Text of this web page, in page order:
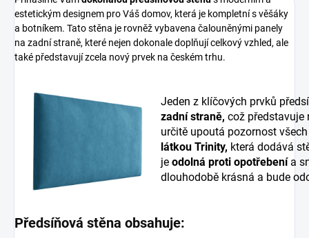
estetickým designem pro Váš domov, která je kompletní s věšáky
a botníkem. Tato stěna je rovněž vybavena čalouněnými panely
na zadní straně, které nejen dokonale doplňují celkový vzhled, ale
také představují zcela nový prvek na českém trhu.
Jeden z klíčových prvků
zadní straně, což
určitě upoutá pozornost
látkou Trinity, která dodává
je odolná proti opotřebenía
dlouhodobě krásná a bude
Předsíňová stěna obsahuje: